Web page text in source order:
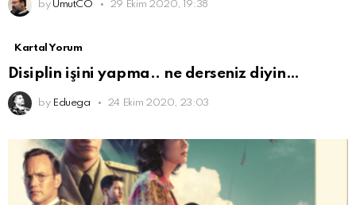
by UmutCO 29 Ekim 2020, 19:38
Kartal Yorum
Disiplin işini yapma.. ne derseniz diyin…
by Eduega 24 Ekim 2020, 23:03